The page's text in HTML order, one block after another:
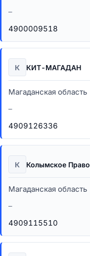
–
4900009518
К КИТ-МАГАДАН
Магаданская область
–
4909126336
К Колымское Право
Магаданская область
–
4909115510